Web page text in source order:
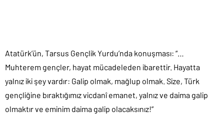
Atatürk’ün, Tarsus Gençlik Yurdu’nda konuşması: “…
Muhterem gençler, hayat mücadeleden ibarettir. Hayatta
yalnız iki şey vardır: Galip olmak, mağlup olmak. Size, Türk
gençliğine bıraktığımız vicdanî emanet, yalnız ve daima galip
olmaktır ve eminim daima galip olacaksınız!”